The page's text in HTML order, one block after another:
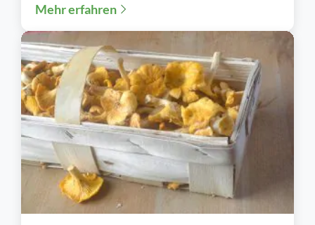
stärker auf internationale...
Mehr erfahren